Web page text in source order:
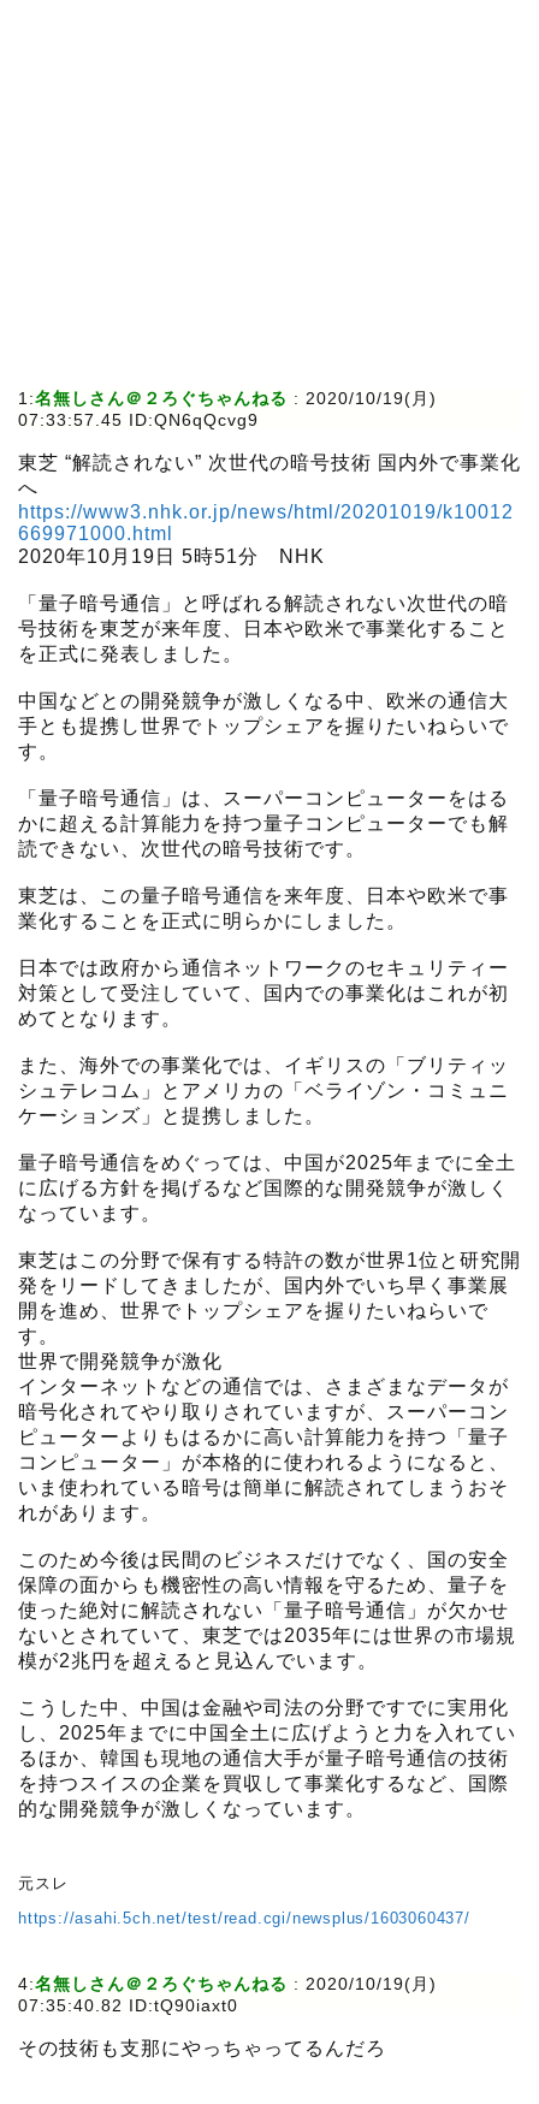
1:名無しさん＠２ろぐちゃんねる : 2020/10/19(月)
07:33:57.45 ID:QN6qQcvg9
東芝 “解読されない” 次世代の暗号技術 国内外で事業化
へ
https://www3.nhk.or.jp/news/html/20201019/k10012
669971000.html
2020年10月19日 5時51分 NHK
「量子暗号通信」と呼ばれる解読されない次世代の暗
号技術を東芝が来年度、日本や欧米で事業化すること
を正式に発表しました。
中国などとの開発競争が激しくなる中、欧米の通信大
手とも提携し世界でトップシェアを握りたいねらいで
す。
「量子暗号通信」は、スーパーコンピューターをはる
かに超える計算能力を持つ量子コンピューターでも解
読できない、次世代の暗号技術です。
東芝は、この量子暗号通信を来年度、日本や欧米で事
業化することを正式に明らかにしました。
日本では政府から通信ネットワークのセキュリティー
対策として受注していて、国内での事業化はこれが初
めてとなります。
また、海外での事業化では、イギリスの「ブリティッ
シュテレコム」とアメリカの「ベライゾン・コミュニ
ケーションズ」と提携しました。
量子暗号通信をめぐっては、中国が2025年までに全土
に広げる方針を掲げるなど国際的な開発競争が激しく
なっています。
東芝はこの分野で保有する特許の数が世界1位と研究開
発をリードしてきましたが、国内外でいち早く事業展
開を進め、世界でトップシェアを握りたいねらいで
す。
世界で開発競争が激化
インターネットなどの通信では、さまざまなデータが
暗号化されてやり取りされていますが、スーパーコン
ピューターよりもはるかに高い計算能力を持つ「量子
コンピューター」が本格的に使われるようになると、
いま使われている暗号は簡単に解読されてしまうおそ
れがあります。
このため今後は民間のビジネスだけでなく、国の安全
保障の面からも機密性の高い情報を守るため、量子を
使った絶対に解読されない「量子暗号通信」が欠かせ
ないとされていて、東芝では2035年には世界の市場規
模が2兆円を超えると見込んでいます。
こうした中、中国は金融や司法の分野ですでに実用化
し、2025年までに中国全土に広げようと力を入れてい
るほか、韓国も現地の通信大手が量子暗号通信の技術
を持つスイスの企業を買収して事業化するなど、国際
的な開発競争が激しくなっています。
元スレ
https://asahi.5ch.net/test/read.cgi/newsplus/1603060437/
4:名無しさん＠２ろぐちゃんねる : 2020/10/19(月)
07:35:40.82 ID:tQ90iaxt0
その技術も支那にやっちゃってるんだろ